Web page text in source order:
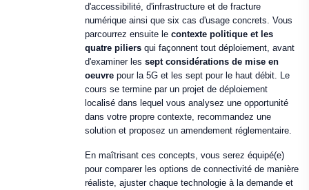
d'accessibilité, d'infrastructure et de fracture
numérique ainsi que six cas d'usage concrets. Vous
parcourrez ensuite le contexte politique et les
quatre piliers qui façonnent tout déploiement, avant
d'examiner les sept considérations de mise en
oeuvre pour la 5G et les sept pour le haut débit. Le
cours se termine par un projet de déploiement
localisé dans lequel vous analysez une opportunité
dans votre propre contexte, recommandez une
solution et proposez un amendement réglementaire.
En maîtrisant ces concepts, vous serez équipé(e)
pour comparer les options de connectivité de manière
réaliste, ajuster chaque technologie à la demande et